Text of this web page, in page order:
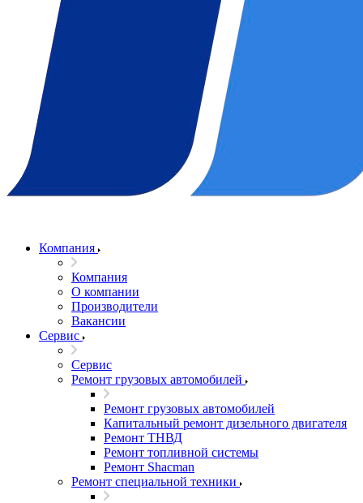
Компания
Компания
О компании
Производители
Вакансии
Сервис
Сервис
Ремонт грузовых автомобилей
Ремонт грузовых автомобилей
Капитальный ремонт дизельного двигателя
Ремонт ТНВД
Ремонт топливной системы
Ремонт Shacman
Ремонт специальной техники